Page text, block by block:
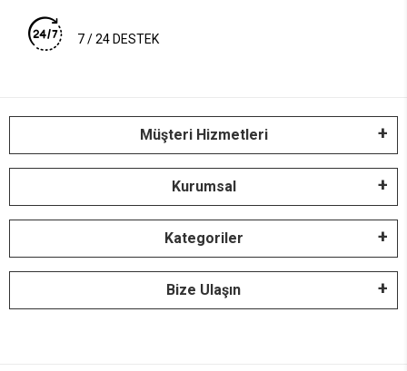
7 / 24 DESTEK
Müşteri Hizmetleri
Kurumsal
Kategoriler
Bize Ulaşın